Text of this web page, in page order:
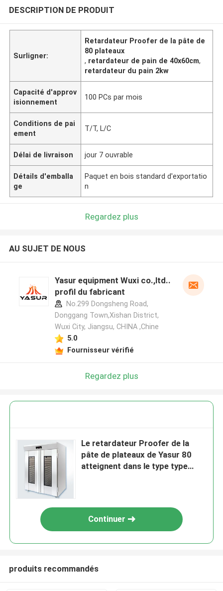
DESCRIPTION DE PRODUIT
Surligner:
Retardateur Proofer de la pâte de
80 plateaux
, retardateur de pain de 40x60cm,
retardateur du pain 2kw
Capacité d'approv
isionnement
100 PCs par mois
Conditions de pai
ement
T/T, L/C
Délai de livraison jour 7 ouvrable
Détails d'emballa
ge
Paquet en bois standard d'exportatio
n
Regardez plus
AU SUJET DE NOUS
Yasur equipment Wuxi co.,ltd..
profil du fabricant
No.299 Dongsheng Road,
Donggang Town,Xishan District,
Wuxi City, Jiangsu, CHINA ,Chine
5.0
Fournisseur vérifié
Regardez plus
Le retardateur Proofer de la
pâte de plateaux de Yasur 80
atteignent dans le type type
Continuer
produits recommandés